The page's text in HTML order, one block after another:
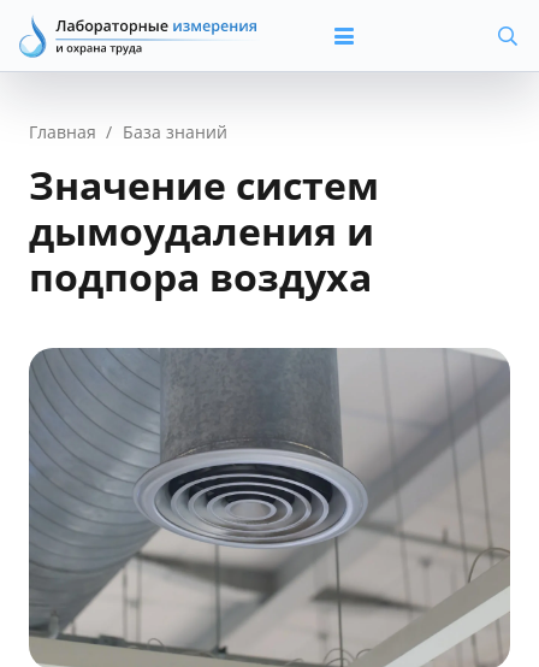
Главная / База знаний
Значение систем
дымоудаления и
подпора воздуха